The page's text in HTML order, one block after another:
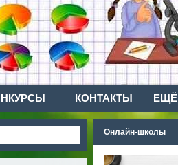
КОНТАКТЫ ЕЩЁ
Онлайн-школы